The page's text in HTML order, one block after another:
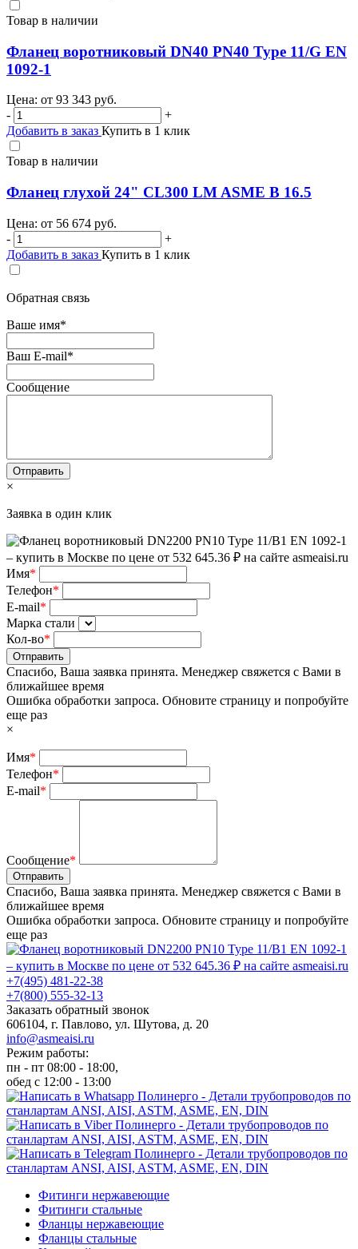
Товар в наличии
Фланец воротниковый DN40 PN40 Type 11/G EN
1092-1
Цена: от 93 343 руб.
-
+
Добавить в заказ Купить в 1 клик
Товар в наличии
Фланец глухой 24" CL300 LM ASME B 16.5
Цена: от 56 674 руб.
-
+
Добавить в заказ Купить в 1 клик
Обратная связь
Ваше имя*
Ваш E-mail*
Сообщение
×
Заявка в один клик
Имя*
Телефон*
E-mail*
Марка стали
Кол-во*
Отправить
Спасибо, Ваша заявка принята. Менеджер свяжется с Вами в
ближайшее время
Ошибка обработки запроса. Обновите страницу и попробуйте
еще раз
×
Имя*
Телефон*
E-mail*
Сообщение*
Отправить
Спасибо, Ваша заявка принята. Менеджер свяжется с Вами в
ближайшее время
Ошибка обработки запроса. Обновите страницу и попробуйте
еще раз
+7(495) 481-22-38
+7(800) 555-32-13
Заказать обратный звонок
606104, г. Павлово, ул. Шутова, д. 20
info@asmeaisi.ru
Режим работы:
пн - пт 08:00 - 18:00,
обед с 12:00 - 13:00
Фитинги нержавеющие
Фитинги стальные
Фланцы нержавеющие
Фланцы стальные